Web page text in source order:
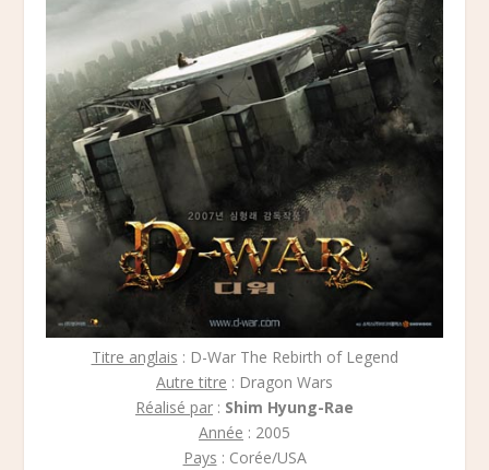
Titre anglais : D-War The Rebirth of Legend
Autre titre : Dragon Wars
Réalisé par : Shim Hyung-Rae
Année : 2005
Pays : Corée/USA